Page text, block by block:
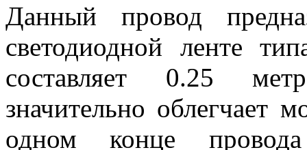
Данный провод
светодиодной ленте
составляет 0.25
значительно облегчает
одном конце